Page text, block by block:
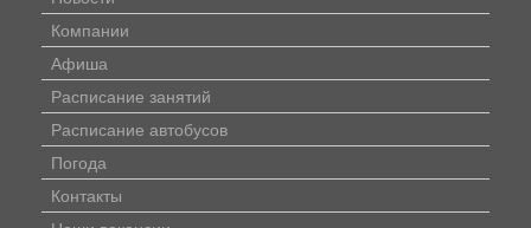
Компании
Афиша
Расписание занятий
Расписание автобусов
Погода
Контакты